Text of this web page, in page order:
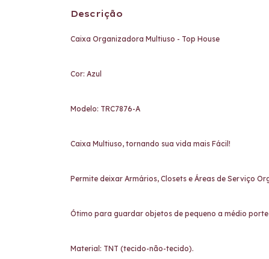
Descrição
Caixa Organizadora Multiuso - Top House
Cor: Azul
Modelo: TRC7876-A
Caixa Multiuso, tornando sua vida mais Fácil!
Permite deixar Armários, Closets e Áreas de Serviço
Ótimo para guardar objetos de pequeno a médio
Material: TNT (tecido-não-tecido).